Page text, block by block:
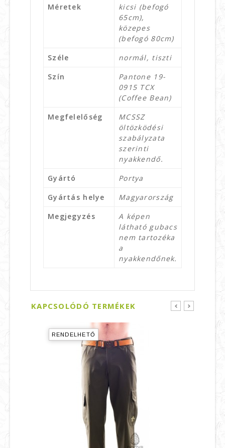
Méretek
kicsi (befogó
65cm),
közepes
(befogó 80cm)
Széle
normál, tiszti
Szín
Pantone 19-
0915 TCX
(Coffee Bean)
Megfelelőség
MCSSZ
öltözködési
szabályzata
szerinti
nyakkendő.
Gyártó
Portya
Gyártás helye
Magyarország
Megjegyzés
A képen
látható gubacs
nem tartozéka
a
nyakkendőnek.
KAPCSOLÓDÓ TERMÉKEK
RENDELHETŐ
prev next